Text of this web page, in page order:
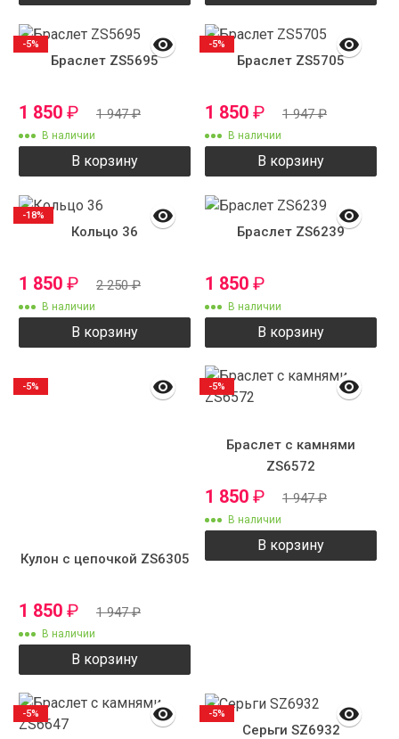
Браслет ZS5695
1 850 ₽ 1 947₽
В наличии
В корзину
-5%
Браслет ZS5705
1 850 ₽ 1 947₽
В наличии
В корзину
-5%
Кольцо 36
1 850 ₽ 2 250₽
В наличии
В корзину
-18%
Браслет ZS6239
1 850 ₽
В наличии
В корзину
Кулон с цепочкой ZS6305
1 850 ₽ 1 947₽
В наличии
В корзину
-5%
Браслет с камнями
ZS6572
1 850 ₽ 1 947₽
В наличии
В корзину
-5%
-5%
Серьги SZ6932
-5%